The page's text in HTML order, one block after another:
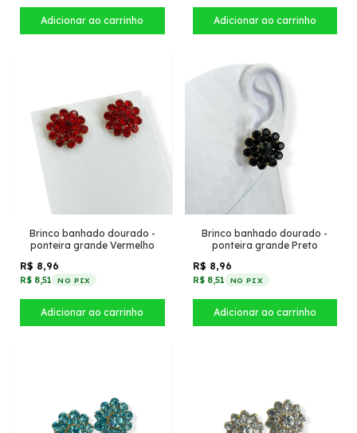
Brinco banhado dourado -
ponteira grande Vermelho
R$ 8,96
R$ 8,51 NO PIX
Brinco banhado dourado -
ponteira grande Preto
R$ 8,96
R$ 8,51 NO PIX